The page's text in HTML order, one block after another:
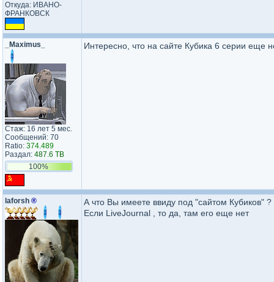
Откуда: ИВАНО-
ФРАНКОВСК
_Maximus_
Стаж: 16 лет 5 мес.
Сообщений: 70
Ratio: 374.489
Раздал: 487.6 TB
100%
Интересно, что на сайте Кубика 6 серии еще
laforsh ®
А что Вы имеете ввиду под "сайтом Кубиков" ?
Если LiveJournal , то да, там его еще нет